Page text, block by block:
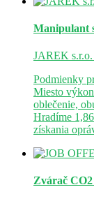
Manipulant
JAREK s.r.o.
Podmienky
Miesto
oblečenie,
Hradíme
získania
Zvárač CO2